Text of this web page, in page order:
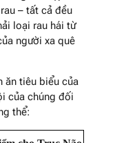
– tất cả đều
loại rau hái từ
người xa quê
ăn tiêu biểu của
của chúng đối
thể: